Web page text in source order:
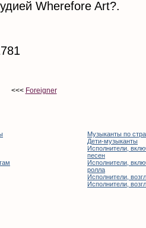
Wherefore Art?.
<<< Foreigner
Музыканты по
Дети-музыканты
Исполнители,
песен
Исполнители,
ролла
Исполнители,
Исполнители,